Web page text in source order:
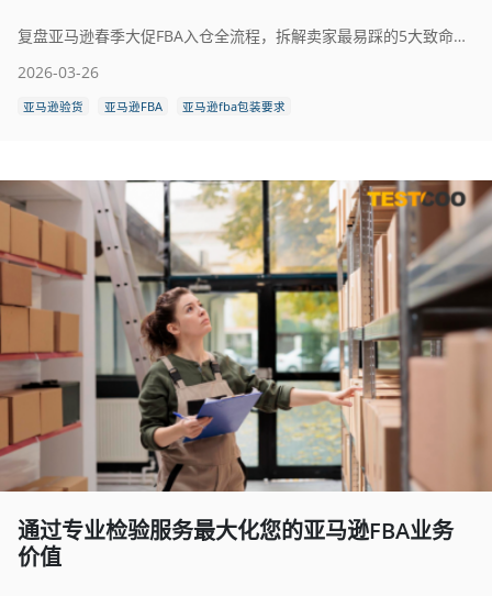
复盘亚马逊春季大促FBA入仓全流程，拆解卖家最易踩的5大致命坑，结合实操案例与行业真相，给出具体避坑策略。助力亚马逊卖家规避入仓延误、货物拒收、合规处罚等风险，高效备战夏季与秋季大促，优化供应链管理，守住盈利底线。
2026-03-26
亚马逊验货 亚马逊FBA 亚马逊fba包装要求
通过专业检验服务最大化您的亚马逊FBA业务
价值